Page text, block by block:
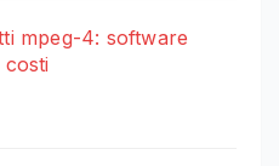
mpeg-4: software